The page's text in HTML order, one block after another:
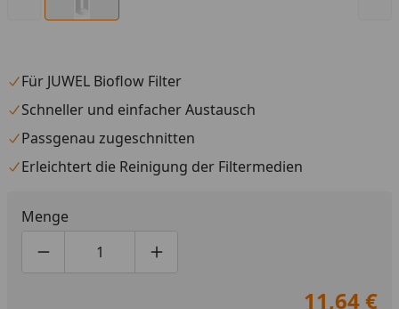
Für JUWEL Bioflow Filter
Schneller und einfacher Austausch
Passgenau zugeschnitten
Erleichtert die Reinigung der Filtermedien
Menge
Produktmenge um eins verringern
Produktmenge manuell eingeben
Produktmenge um eins erhöhen
11,64 €